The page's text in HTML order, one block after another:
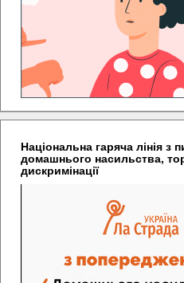
Національна гаряча лінія з
домашнього насильства,
дискримінації